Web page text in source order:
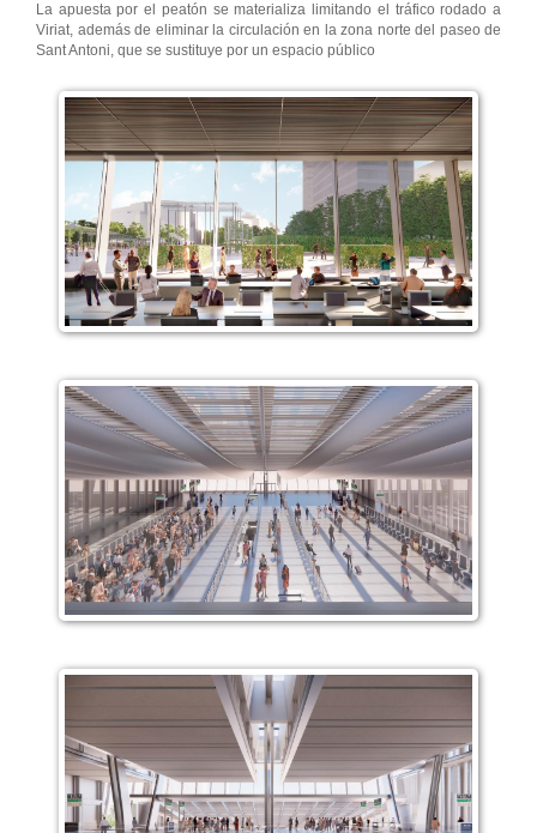
La apuesta por el peatón se materializa limitando el tráfico rodado a
Viriat, además de eliminar la circulación en la zona norte del paseo de
Sant Antoni, que se sustituye por un espacio público